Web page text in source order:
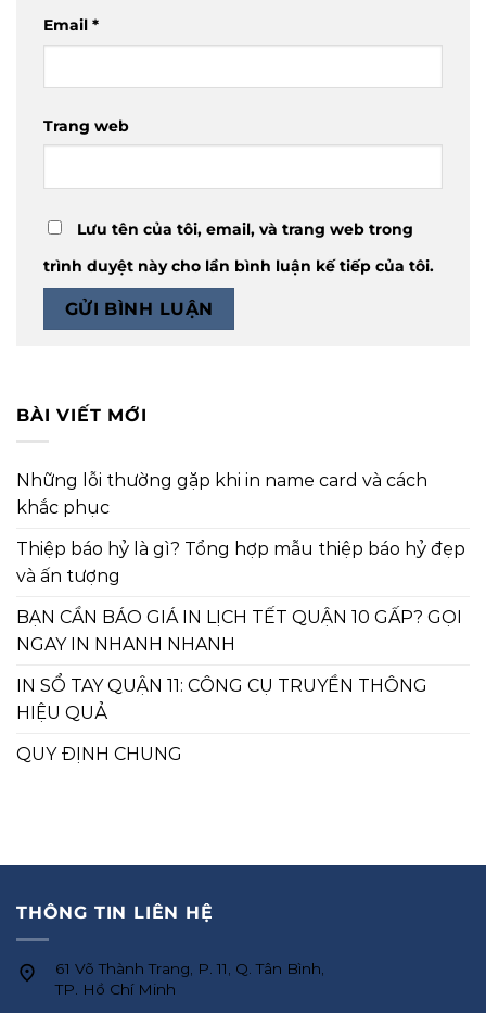
Email *
Trang web
Lưu tên của tôi, email, và trang web trong
trình duyệt này cho lần bình luận kế tiếp của tôi.
BÀI VIẾT MỚI
Những lỗi thường gặp khi in name card và cách
khắc phục
Thiệp báo hỷ là gì? Tổng hợp mẫu thiệp báo hỷ đẹp
và ấn tượng
BẠN CẦN BÁO GIÁ IN LỊCH TẾT QUẬN 10 GẤP? GỌI
NGAY IN NHANH NHANH
IN SỔ TAY QUẬN 11: CÔNG CỤ TRUYỀN THÔNG
HIỆU QUẢ
QUY ĐỊNH CHUNG
THÔNG TIN LIÊN HỆ
61 Võ Thành Trang, P. 11, Q. Tân Bình,
TP. Hồ Chí Minh